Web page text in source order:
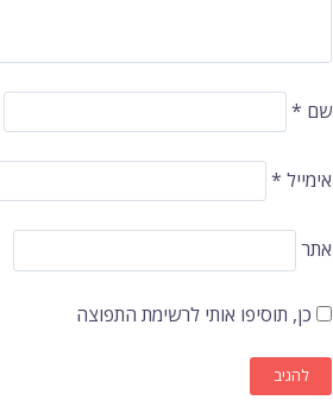
שם *
אימייל *
אתר
כן, תוסיפו אותי לרשימת התפוצה